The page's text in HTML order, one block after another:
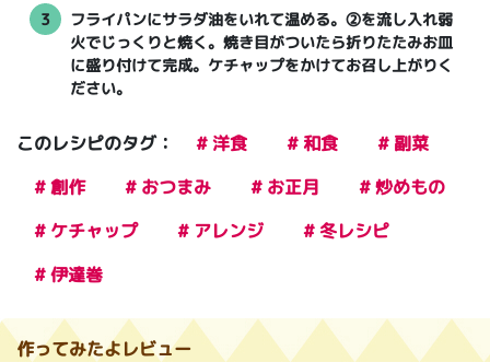
3
フライパンにサラダ油をいれて温める。②を流し入れ弱
火でじっくりと焼く。焼き目がついたら折りたたみお皿
に盛り付けて完成。ケチャップをかけてお召し上がりく
ださい。
このレシピのタグ： # 洋食 # 和食
# 副菜
# 創作
# おつまみ # お正月
# 炒めもの
# ケチャップ
# アレンジ
# 冬レシピ
# 伊達巻
作ってみたよレビュー